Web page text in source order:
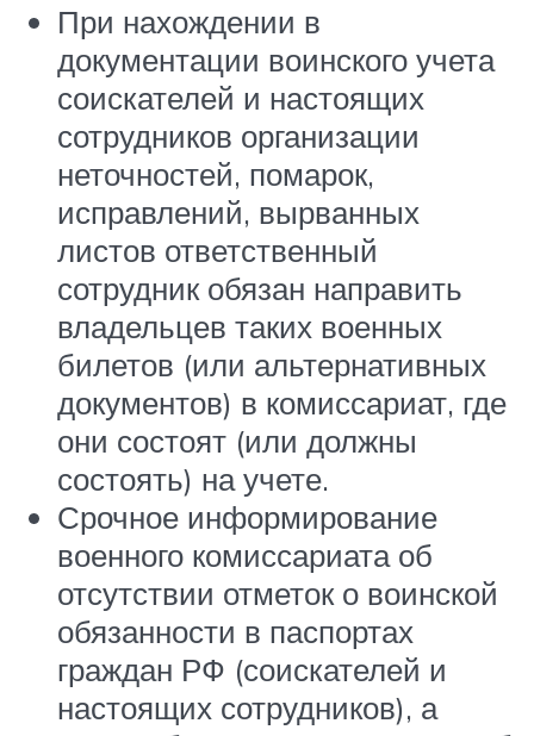
При нахождении в
документации воинского учета
соискателей и настоящих
сотрудников организации
неточностей, помарок,
исправлений, вырванных
листов ответственный
сотрудник обязан направить
владельцев таких военных
билетов (или альтернативных
документов) в комиссариат, где
они состоят (или должны
состоять) на учете.
Срочное информирование
военного комиссариата об
отсутствии отметок о воинской
обязанности в паспортах
граждан РФ (соискателей и
настоящих сотрудников), а